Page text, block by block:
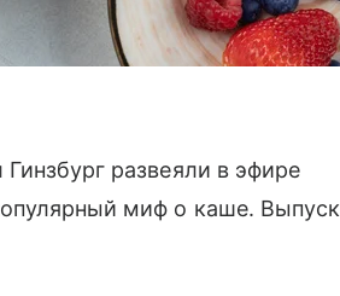
развеяли в эфире
миф о каше. Выпуск